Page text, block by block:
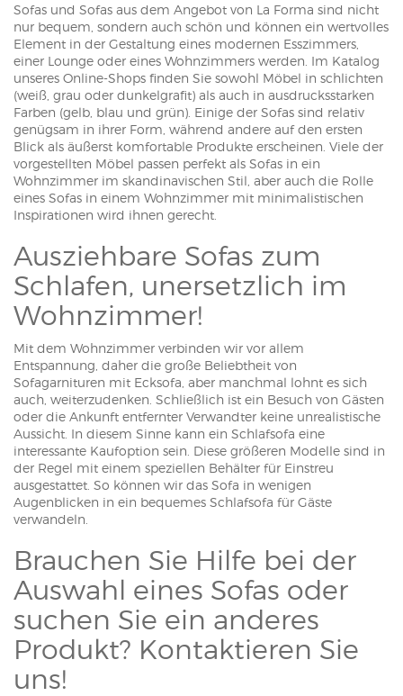
Sofas und Sofas aus dem Angebot von La Forma sind nicht
nur bequem, sondern auch schön und können ein wertvolles
Element in der Gestaltung eines modernen Esszimmers,
einer Lounge oder eines Wohnzimmers werden. Im Katalog
unseres Online-Shops finden Sie sowohl Möbel in schlichten
(weiß, grau oder dunkelgrafit) als auch in ausdrucksstarken
Farben (gelb, blau und grün). Einige der Sofas sind relativ
genügsam in ihrer Form, während andere auf den ersten
Blick als äußerst komfortable Produkte erscheinen. Viele der
vorgestellten Möbel passen perfekt als Sofas in ein
Wohnzimmer im skandinavischen Stil, aber auch die Rolle
eines Sofas in einem Wohnzimmer mit minimalistischen
Inspirationen wird ihnen gerecht.
Ausziehbare Sofas zum
Schlafen, unersetzlich im
Wohnzimmer!
Mit dem Wohnzimmer verbinden wir vor allem
Entspannung, daher die große Beliebtheit von
Sofagarnituren mit Ecksofa, aber manchmal lohnt es sich
auch, weiterzudenken. Schließlich ist ein Besuch von Gästen
oder die Ankunft entfernter Verwandter keine unrealistische
Aussicht. In diesem Sinne kann ein Schlafsofa eine
interessante Kaufoption sein. Diese größeren Modelle sind in
der Regel mit einem speziellen Behälter für Einstreu
ausgestattet. So können wir das Sofa in wenigen
Augenblicken in ein bequemes Schlafsofa für Gäste
verwandeln.
Brauchen Sie Hilfe bei der
Auswahl eines Sofas oder
suchen Sie ein anderes
Produkt? Kontaktieren Sie
uns!